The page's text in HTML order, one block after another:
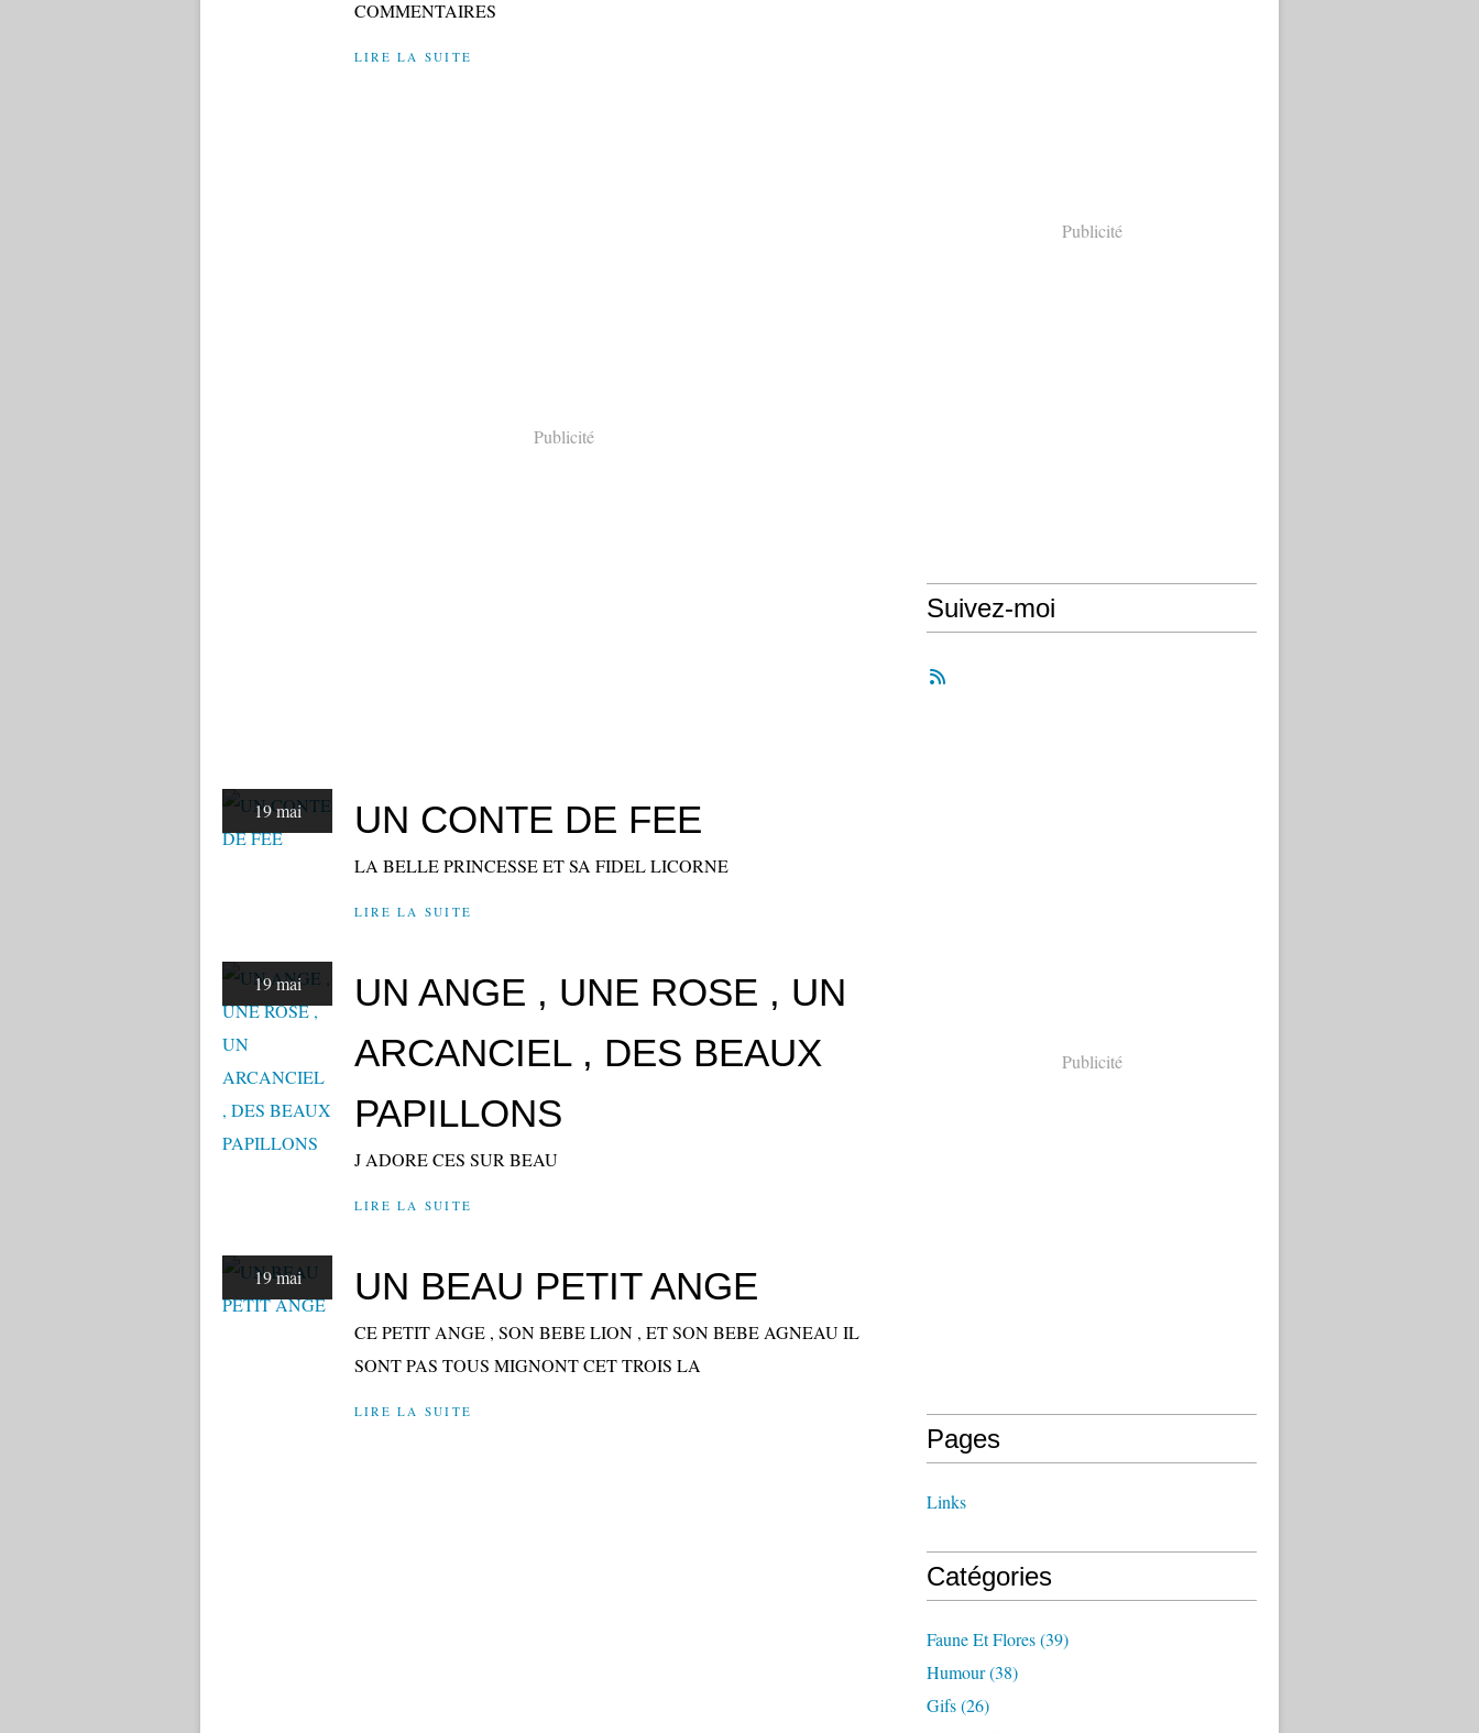
COMMENTAIRES
LIRE LA SUITE
Publicité
19 mai UN CONTE DE FEE
LA BELLE PRINCESSE ET SA FIDEL LICORNE
LIRE LA SUITE
19 mai
UN ANGE , UNE ROSE , UN
ARCANCIEL , DES BEAUX
PAPILLONS
J ADORE CES SUR BEAU
LIRE LA SUITE
19 mai UN BEAU PETIT ANGE
CE PETIT ANGE , SON BEBE LION , ET SON BEBE AGNEAU IL
SONT PAS TOUS MIGNONT CET TROIS LA
LIRE LA SUITE
Publicité
Suivez-moi
Publicité
Pages
Links
Catégories
Faune Et Flores(39)
Humour(38)
Gifs(26)